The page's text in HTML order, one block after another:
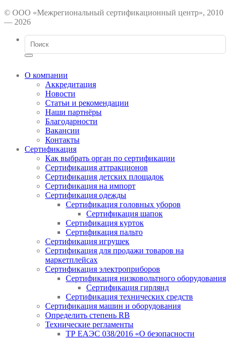
© ООО «Межрегиональный сертификационный центр», 2010
— 2026
О компании
Аккредитация
Новости
Статьи и рекомендации
Наши партнёры
Благодарности
Вакансии
Контакты
Сертификация
Как выбрать орган по сертификации
Сертификация аттракционов
Сертификация детских площадок
Сертификация на импорт
Сертификация одежды
Сертификация головных уборов
Сертификация шапок
Сертификация курток
Сертификация пальто
Сертификация игрушек
Сертификация для продажи товаров на
маркетплейсах
Сертификация электроприборов
Сертификация низковольтного оборудования
Сертификация гирлянд
Сертификация технических средств
Сертификация машин и оборудования
Определить степень RB
Технические регламенты
ТР ЕАЭС 038/2016 «О безопасности